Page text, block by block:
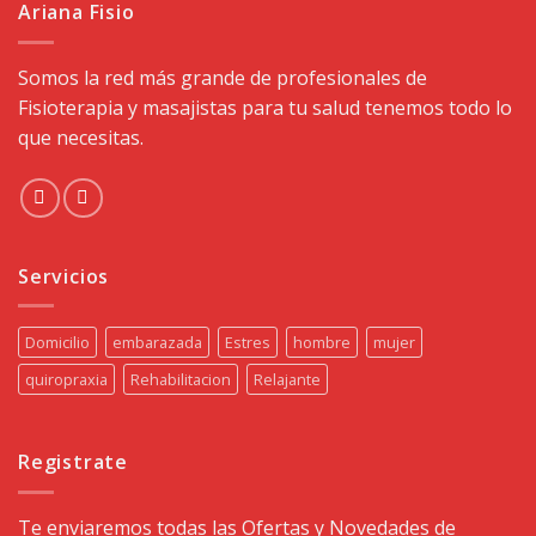
Ariana Fisio
Somos la red más grande de profesionales de
Fisioterapia y masajistas para tu salud tenemos todo lo
que necesitas.
Servicios
Domicilio embarazada Estres hombre
mujer
quiropraxia
Rehabilitacion Relajante
Registrate
Te enviaremos todas las Ofertas y Novedades de